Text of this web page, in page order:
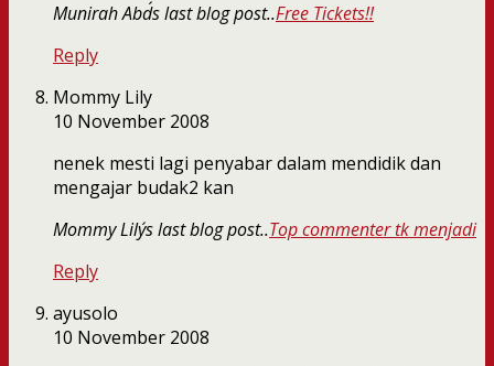
Munirah Abd´s last blog post..Free Tickets!!
Reply
Mommy Lily
10 November 2008
nenek mesti lagi penyabar dalam mendidik dan
mengajar budak2 kan
Mommy Lily´s last blog post..Top commenter tk menjadi
Reply
ayusolo
10 November 2008